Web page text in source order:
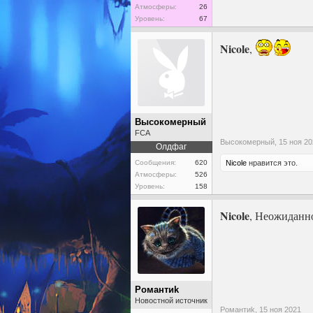
Атмосферы:
26
Уровень:
67
Высокомерный
FCA
Олдфаг
Сообщения:
620
Атмосферы:
526
Уровень:
158
Nicole,
Высокомерный, 15 ноя
Nicole нравится это.
Pомантиk
Новостной источник
Nicole,
Pомантиk, 15 ноя 2021